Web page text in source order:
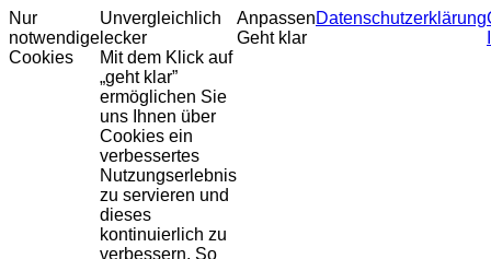
Nur
notwendige
Cookies
Unvergleichlich
lecker
Mit dem Klick auf
„geht klar”
ermöglichen Sie
uns Ihnen über
Cookies ein
verbessertes
Nutzungserlebnis
zu servieren und
dieses
kontinuierlich zu
verbessern. So
Anpassen
Geht klar
Datenschutzerklärung